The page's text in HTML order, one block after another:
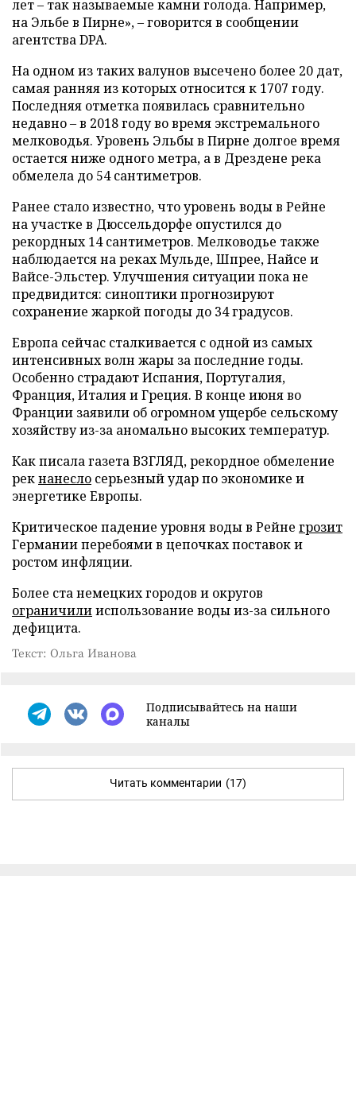
лет – так называемые камни голода. Например,
на Эльбе в Пирне», – говорится в сообщении
агентства DPA.
На одном из таких валунов высечено более 20 дат,
самая ранняя из которых относится к 1707 году.
Последняя отметка появилась сравнительно
недавно – в 2018 году во время экстремального
мелководья. Уровень Эльбы в Пирне долгое время
остается ниже одного метра, а в Дрездене река
обмелела до 54 сантиметров.
Ранее стало известно, что уровень воды в Рейне
на участке в Дюссельдорфе опустился до
рекордных 14 сантиметров. Мелководье также
наблюдается на реках Мульде, Шпрее, Найсе и
Вайсе-Эльстер. Улучшения ситуации пока не
предвидится: синоптики прогнозируют
сохранение жаркой погоды до 34 градусов.
Европа сейчас сталкивается с одной из самых
интенсивных волн жары за последние годы.
Особенно страдают Испания, Португалия,
Франция, Италия и Греция. В конце июня во
Франции заявили об огромном ущербе сельскому
хозяйству из-за аномально высоких температур.
Как писала газета ВЗГЛЯД, рекордное обмеление
рекнанесло серьезный удар по экономике и
энергетике Европы.
Критическое падение уровня воды в Рейне грозит
Германии перебоями в цепочках поставок и
ростом инфляции.
Более ста немецких городов и округов
ограничилииспользование воды из-за сильного
дефицита.
Текст: Ольга Иванова
Подписывайтесь на наши
каналы
Читать комментарии (17)